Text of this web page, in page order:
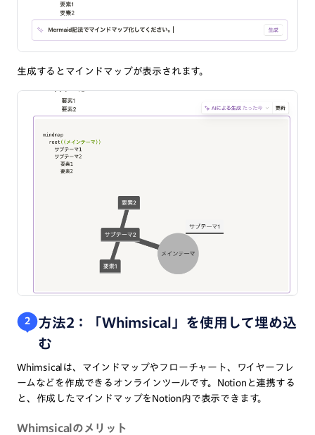
生成するとマインドマップが表示されます。
２
方法2：「Whimsical」を使用して埋め込
む
Whimsicalは、マインドマップやフローチャート、ワイヤーフレ
ームなどを作成できるオンラインツールです。​Notionと連携する
と、作成したマインドマップをNotion内で表示できます。
Whimsicalのメリット